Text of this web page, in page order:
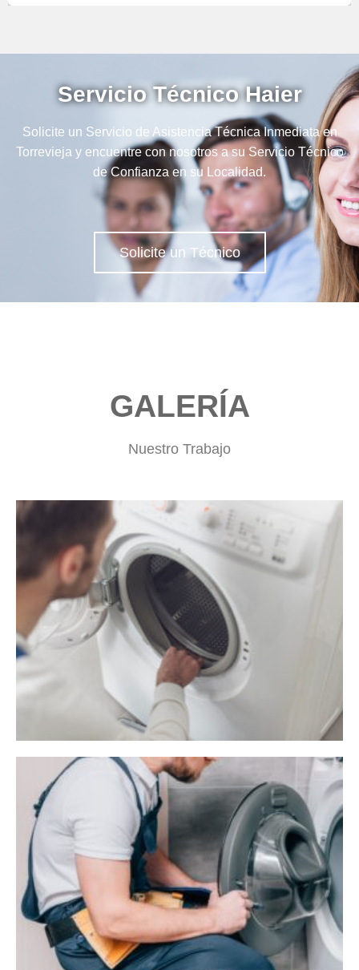
Servicio Técnico Haier
Solicite un Servicio de Asistencia Técnica Inmediata en
Torrevieja y encuentre con nosotros a su Servicio Técnico
de Confianza en su Localidad.
Solicite un Técnico
GALERÍA
Nuestro Trabajo